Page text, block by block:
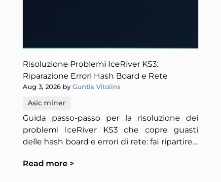
Risoluzione Problemi IceRiver KS3:
Riparazione Errori Hash Board e Rete
Aug 3, 2026 by Guntis Vitolins
Asic miner
Guida passo-passo per la risoluzione dei
problemi IceRiver KS3 che copre guasti
delle hash board e errori di rete: fai ripartire il
Read more >